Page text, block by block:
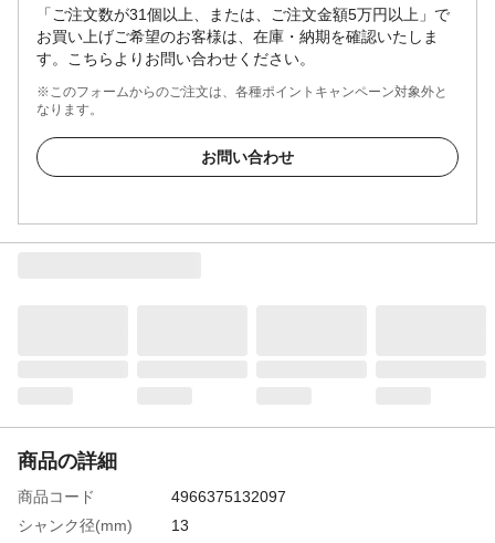
「ご注文数が31個以上、または、ご注文金額5万円以上」で
お買い上げご希望のお客様は、在庫・納期を確認いたしま
す。こちらよりお問い合わせください。
※このフォームからのご注文は、各種ポイントキャンペーン対象外と
なります。
お問い合わせ
商品の詳細
商品コード
4966375132097
シャンク径(mm)
13